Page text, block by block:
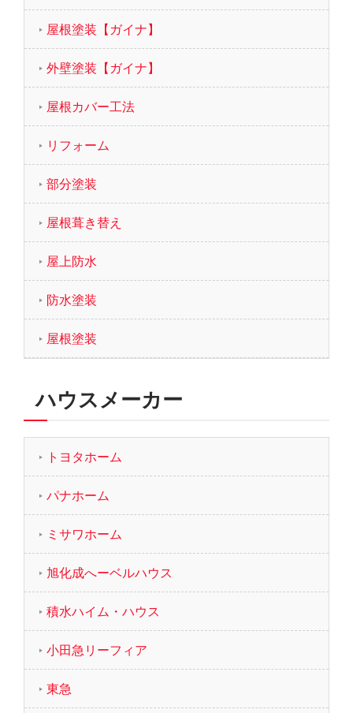
屋根塗装【ガイナ】
外壁塗装【ガイナ】
屋根カバー工法
リフォーム
部分塗装
屋根葺き替え
屋上防水
防水塗装
屋根塗装
ハウスメーカー
トヨタホーム
パナホーム
ミサワホーム
旭化成へーベルハウス
積水ハイム・ハウス
小田急リーフィア
東急